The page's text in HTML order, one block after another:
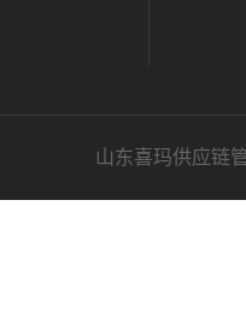
山东喜玛供应链